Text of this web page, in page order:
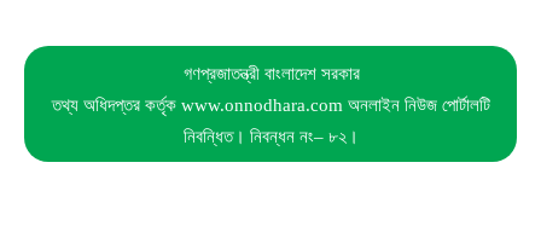
গণপ্রজাতন্ত্রী বাংলাদেশ সরকার
তথ্য অধিদপ্তর কর্তৃক www.onnodhara.com অনলাইন নিউজ পোর্টালটি
নিবন্ধিত। নিবন্ধন নং– ৮২।